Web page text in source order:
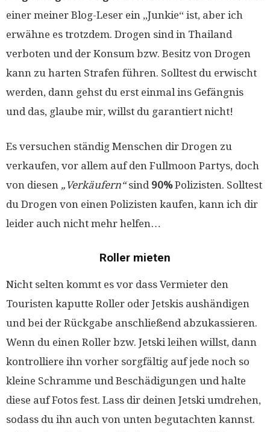
einer meiner Blog-Leser ein „Junkie“ ist, aber ich
erwähne es trotzdem. Drogen sind in Thailand
verboten und der Konsum bzw. Besitz von Drogen
kann zu harten Strafen führen. Solltest du erwischt
werden, dann gehst du erst einmal ins Gefängnis
und das, glaube mir, willst du garantiert nicht!
Es versuchen ständig Menschen dir Drogen zu
verkaufen, vor allem auf den Fullmoon Partys, doch
von diesen „Verkäufern“sind 90%Polizisten. Solltest
du Drogen von einen Polizisten kaufen, kann ich dir
leider auch nicht mehr helfen…
Roller mieten
Nicht selten kommt es vor dass Vermieter den
Touristen kaputte Roller oder Jetskis aushändigen
und bei der Rückgabe anschließend abzukassieren.
Wenn du einen Roller bzw. Jetski leihen willst, dann
kontrolliere ihn vorher sorgfältig auf jede noch so
kleine Schramme und Beschädigungen und halte
diese auf Fotos fest. Lass dir deinen Jetski umdrehen,
sodass du ihn auch von unten begutachten kannst.